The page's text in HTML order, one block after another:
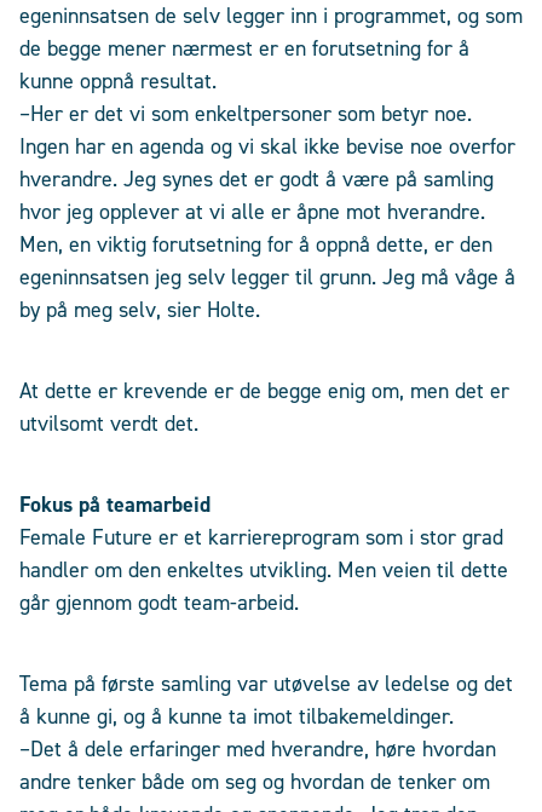
egeninnsatsen de selv legger inn i programmet, og som
de begge mener nærmest er en forutsetning for å
kunne oppnå resultat.
–Her er det vi som enkeltpersoner som betyr noe.
Ingen har en agenda og vi skal ikke bevise noe overfor
hverandre. Jeg synes det er godt å være på samling
hvor jeg opplever at vi alle er åpne mot hverandre.
Men, en viktig forutsetning for å oppnå dette, er den
egeninnsatsen jeg selv legger til grunn. Jeg må våge å
by på meg selv, sier Holte.
At dette er krevende er de begge enig om, men det er
utvilsomt verdt det.
Fokus på teamarbeid
Female Future er et karriereprogram som i stor grad
handler om den enkeltes utvikling. Men veien til dette
går gjennom godt team-arbeid.
Tema på første samling var utøvelse av ledelse og det
å kunne gi, og å kunne ta imot tilbakemeldinger.
–Det å dele erfaringer med hverandre, høre hvordan
andre tenker både om seg og hvordan de tenker om